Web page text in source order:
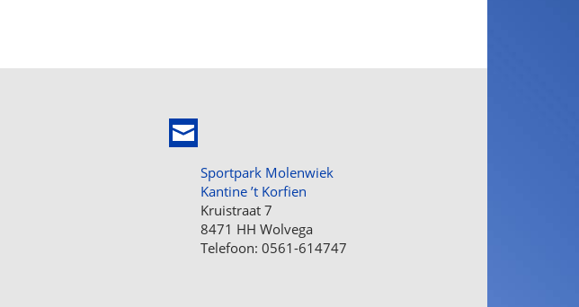
Sportpark Molenwiek
Kantine ’t Korfien
Kruistraat 7
8471 HH Wolvega
Telefoon: 0561-614747